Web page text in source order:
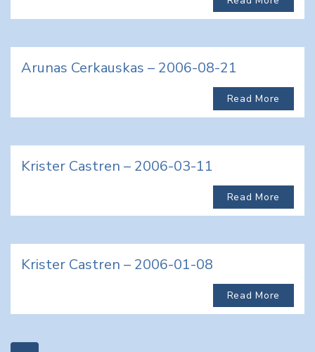
Arunas Cerkauskas – 2006-08-21
Read More
Krister Castren – 2006-03-11
Read More
Krister Castren – 2006-01-08
Read More